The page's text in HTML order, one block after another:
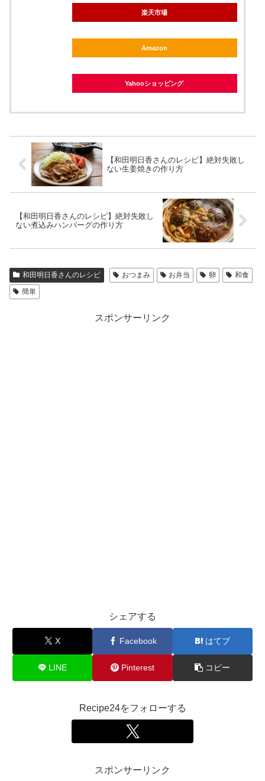
楽天市場
Amazon
Yahooショッピング
【和田明日香さんのレシピ】絶対失敗し
ない生姜焼きの作り方
【和田明日香さんのレシピ】絶対失敗し
ない煮込みハンバーグの作り方
和田明日香さんのレシピ おつまみ お弁当 卵
和食
簡単
スポンサーリンク
シェアする
X Facebook はてブ
LINE Pinterest コピー
Recipe24をフォローする
スポンサーリンク